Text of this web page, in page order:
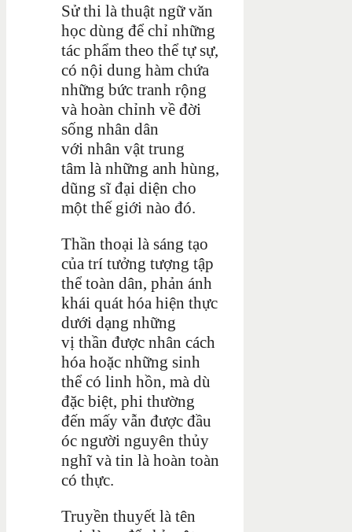
Sử thi là thuật ngữ văn
học dùng để chỉ những
tác phẩm theo thể tự sự,
có nội dung hàm chứa
những bức tranh rộng
và hoàn chỉnh về đời
sống nhân dân
với nhân vật trung
tâm là những anh hùng,
dũng sĩ đại diện cho
một thế giới nào đó.
Thần thoại là sáng tạo
của trí tưởng tượng tập
thể toàn dân, phản ánh
khái quát hóa hiện thực
dưới dạng những
vị thần được nhân cách
hóa hoặc những sinh
thể có linh hồn, mà dù
đặc biệt, phi thường
đến mấy vẫn được đầu
óc người nguyên thủy
nghĩ và tin là hoàn toàn
có thực.
Truyền thuyết là tên